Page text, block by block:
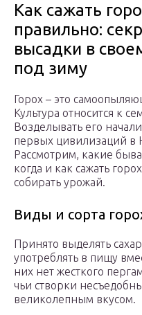
Как сажать
правильно:
высадки в
под зиму
Горох – это
Культура относится к
Возделывать его
первых цивилизаций в
Рассмотрим, какие
когда и как сажать
собирать урожай.
Виды и сорта
Принято выделять
употреблять в пищу
них нет жесткого
чьи створки
великолепным вкусом.